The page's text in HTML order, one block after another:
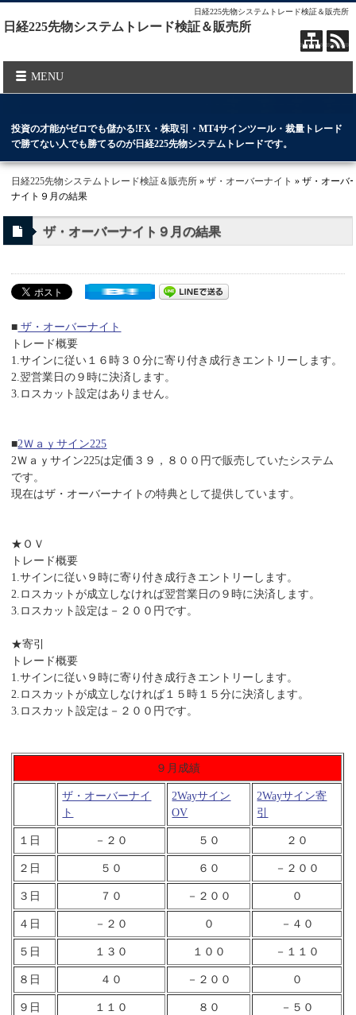
日経225先物システムトレード検証＆販売所
日経225先物システムトレード検証＆販売所
MENU
投資の才能がゼロでも儲かる!FX・株取引・MT4サインツール・裁量トレード
で勝てない人でも勝てるのが日経225先物システムトレードです。
日経225先物システムトレード検証＆販売所 »ザ・オーバーナイト » ザ・オーバ
ナイト９月の結果
ザ・オーバーナイト９月の結果
■ ザ・オーバーナイト
トレード概要
1.サインに従い１６時３０分に寄り付き成行きエントリーします。
2.翌営業日の９時に決済します。
3.ロスカット設定はありません。
■2Ｗａｙサイン225
2Ｗａｙサイン225は定価３９，８００円で販売していたシステム
です。
現在はザ・オーバーナイトの特典として提供しています。
★ＯＶ
トレード概要
1.サインに従い９時に寄り付き成行きエントリーします。
2.ロスカットが成立しなければ翌営業日の９時に決済します。
3.ロスカット設定は－２００円です。
★寄引
トレード概要
1.サインに従い９時に寄り付き成行きエントリーします。
2.ロスカットが成立しなければ１５時１５分に決済します。
3.ロスカット設定は－２００円です。
９月成績
ザ・オーバーナイ
ト
2Wayサイン
OV
2Wayサイン寄
引
１日 －２０ ５０ ２０
２日 ５０ ６０ －２００
３日 ７０ －２００ ０
４日 －２０ ０ －４０
５日 １３０ １００ －１１０
８日 ４０ －２００ ０
９日 １１０ ８０ －５０